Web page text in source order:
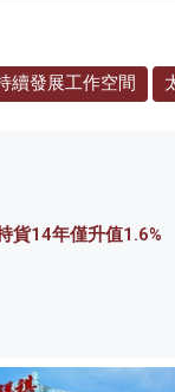
續發展工作空間
貨14年僅升值1.6%